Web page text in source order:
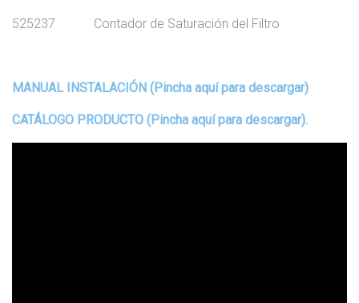
525237 Contador de Saturación del Filtro
MANUAL INSTALACIÓN (Pincha aquí para descargar)
CATÁLOGO PRODUCTO (Pincha aquí para descargar).